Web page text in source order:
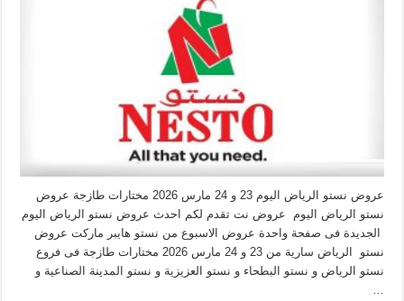
عروض نستو الرياض اليوم 23 و 24 مارس 2026 مختارات طازجة عروض
نستو الرياض اليوم عروض نت تقدم لكم احدث عروض نستو الرياض اليوم
الجديدة فى صفحة واحدة عروض الاسبوع من نستو هايبر ماركت عروض
نستو الرياض سارية من 23 و 24 مارس 2026 مختارات طازجة فى فروع
نستو الرياض و نستو البطحاء و نستو العزيزية و نستو المدينة الصناعية و
…